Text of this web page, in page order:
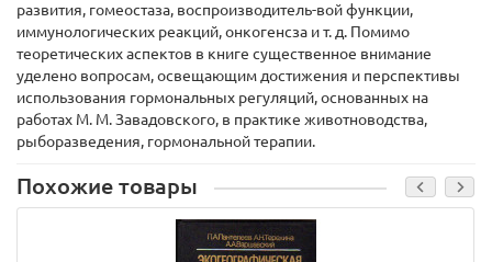
развития, гомеостаза, воспроизводитель-вой функции,
иммунологических реакций, онкогенсза и т. д. Помимо
теоретических аспектов в книге существенное внимание
уделено вопросам, освещающим достижения и перспективы
использования гормональных регуляций, основанных на
работах М. М. Завадовского, в практике животноводства,
рыборазведения, гормональной терапии.
Похожие товары